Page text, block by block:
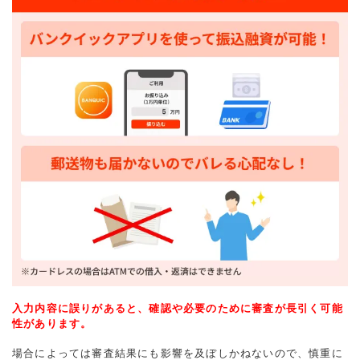
入力内容に誤りがあると、確認や必要のために審査が長引く可能
性があります。
場合によっては審査結果にも影響を及ぼしかねないので、慎重に